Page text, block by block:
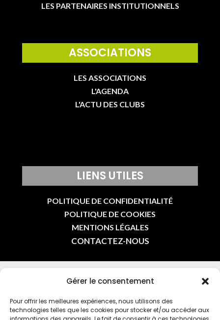
Gérer le consentement
Pour offrir les meilleures expériences, nous utilisons des
technologies telles que les cookies pour stocker et/ou accéder aux
LES PARTENAIRES INSTITUTIONNELS
ASSOCIATIONS
LES ASSOCIATIONS
L'AGENDA
L'ACTU DES CLUBS
LIENS UTILES
POLITIQUE DE CONFIDENTIALITÉ
POLITIQUE DE COOKIES
MENTIONS LÉGALES
CONTACTEZ-NOUS
INSCRIVEZ-VOUS À LA NEWSLETTER DE L’OMEPS